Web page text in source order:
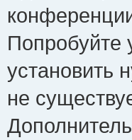
Попробуйте
установить
не